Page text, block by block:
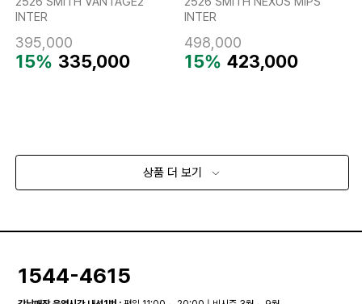
INTER
395,000
15% 335,000
INTER
498,000
15% 423,000
상품 더 보기
1544-4615